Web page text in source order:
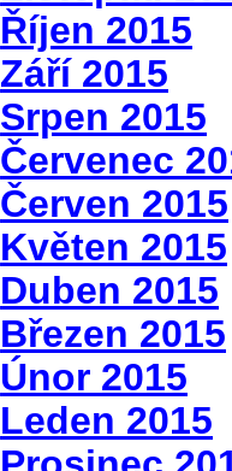
Říjen 2015
Září 2015
Srpen 2015
Červenec
Červen 2015
Květen 2015
Duben 2015
Březen 2015
Únor 2015
Leden 2015